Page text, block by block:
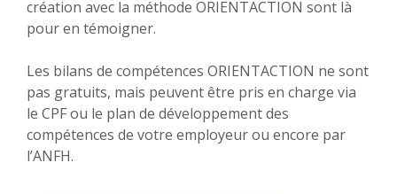
création avec la méthode ORIENTACTION sont là
pour en témoigner.
Les bilans de compétences ORIENTACTION ne sont
pas gratuits, mais peuvent être pris en charge via
le CPF ou le plan de développement des
compétences de votre employeur ou encore par
l’ANFH.